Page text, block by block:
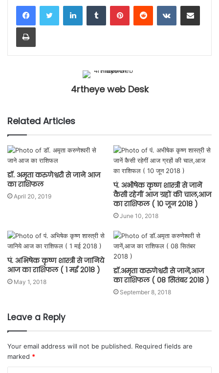
LinkedInTumblr PinterestReddit VKontakteShare via Email
Print
4rtheye web Desk
Related Articles
डॉ. अमृता करुणेश्वरी से जाने आज
का राशिफल
April 20, 2019
पं. अभीषेक कृष्ण शास्त्री से जानें
कैसी रहेगीं आज ग्रहों की चाल,आज
का राशिफल ( 10 जून 2018 )
June 10, 2018
पं. अभिषेक कृष्ण शास्त्री से जानिये
आज का राशिफल ( 1 मई 2018 )
May 1, 2018
डॉ.अमृता करुणेश्वरी से जानें,आज
का राशिफल ( 08 सितंबर 2018 )
September 8, 2018
Leave a Reply
Your email address will not be published. Required fields are
marked *